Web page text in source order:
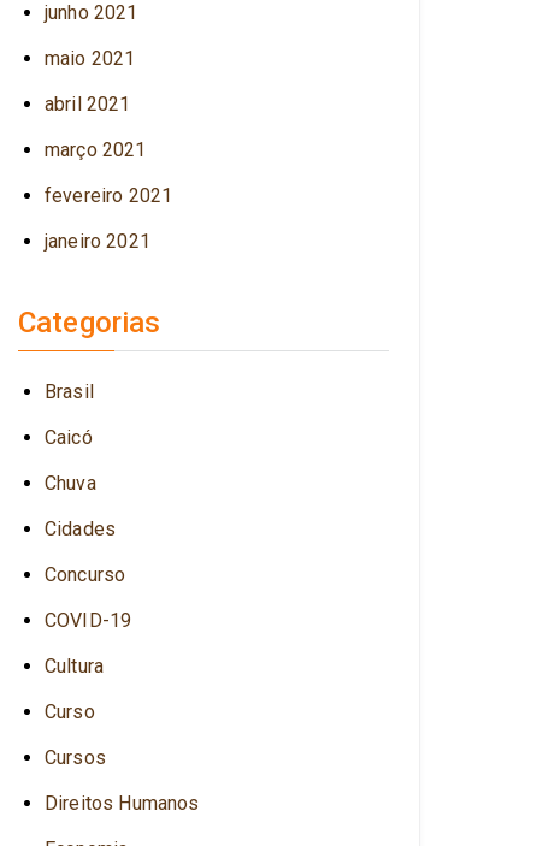
junho 2021
maio 2021
abril 2021
março 2021
fevereiro 2021
janeiro 2021
Categorias
Brasil
Caicó
Chuva
Cidades
Concurso
COVID-19
Cultura
Curso
Cursos
Direitos Humanos